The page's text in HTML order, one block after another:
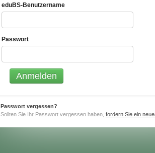
eduBS-Benutzername
Passwort
Passwort vergessen?
Sollten Sie Ihr Passwort vergessen haben, fordern Sie ein